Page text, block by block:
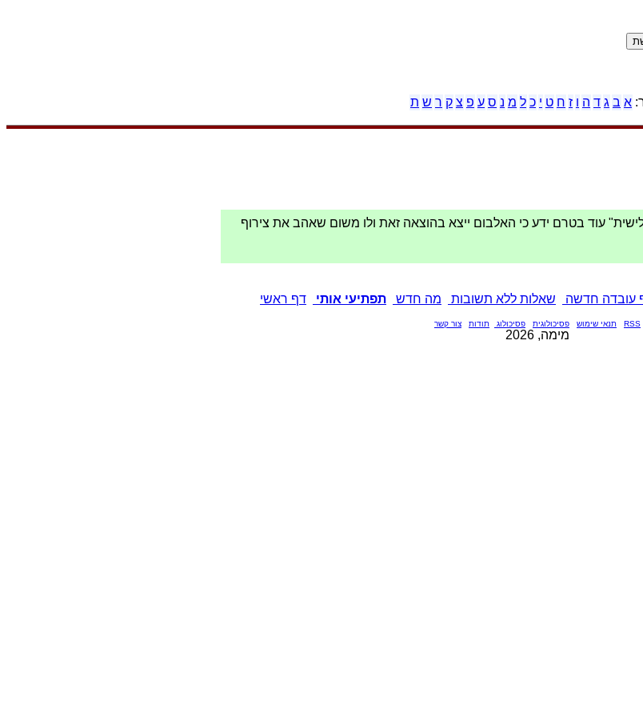
א ב ג ד ה ו ז ח ט י כ ל מ נ ס ע פ צ ק ר ש ת
עוד בטרם ידע כי האלבום ייצא בהוצאה זאת ולו משום שאהב את צירוף
עובדה חדשה שאלות ללא תשובות מה חדש תפתיעי אותי דף ראשי
RSS תנאי שימוש פסיכולוגית פסיכולוג תודות צור קשר
מימה, 2026